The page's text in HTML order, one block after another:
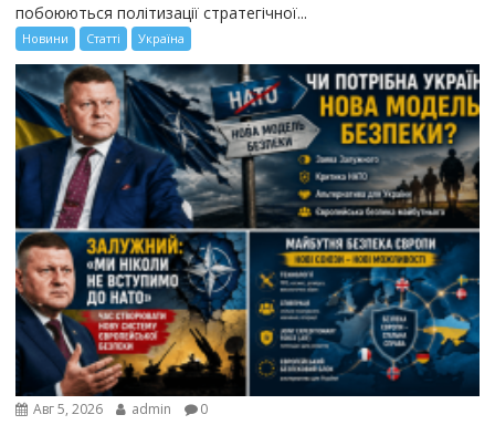
побоюються політизації стратегічної...
Новини Статті Україна
Авг 5, 2026 admin 0